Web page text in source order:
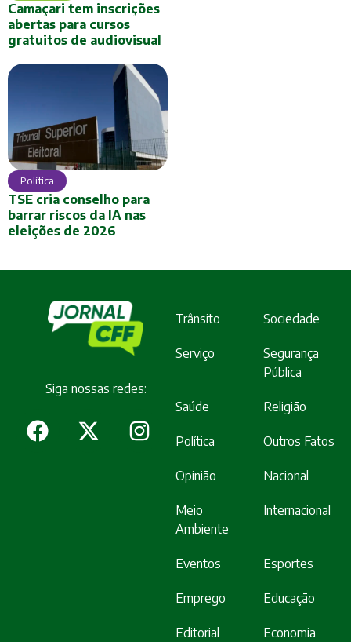
Camaçari tem inscrições
abertas para cursos
gratuitos de audiovisual
Política
TSE cria conselho para
barrar riscos da IA nas
eleições de 2026
Siga nossas redes:
Trânsito Sociedade
Serviço
Segurança
Pública
Saúde Religião
Política Outros Fatos
Opinião Nacional
Meio
Ambiente
Internacional
Eventos Esportes
Emprego Educação
Editorial Economia